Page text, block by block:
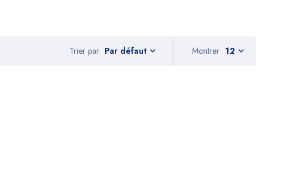
Trier par Par défaut Montrer 12